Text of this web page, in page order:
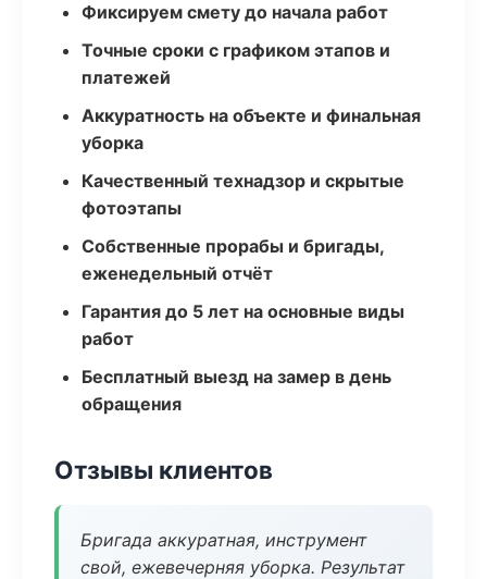
Фиксируем смету до начала работ
Точные сроки с графиком этапов и
платежей
Аккуратность на объекте и финальная
уборка
Качественный технадзор и скрытые
фотоэтапы
Собственные прорабы и бригады,
еженедельный отчёт
Гарантия до 5 лет на основные виды
работ
Бесплатный выезд на замер в день
обращения
Отзывы клиентов
Бригада аккуратная, инструмент
свой, ежевечерняя уборка. Результат